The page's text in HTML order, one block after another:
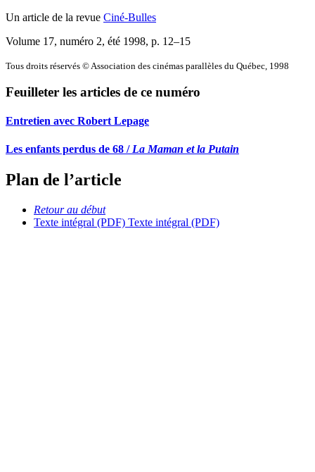
Un article de la revue Ciné-Bulles
Volume 17, numéro 2, été 1998, p. 12–15
Tous droits réservés © Association des cinémas parallèles du Québec, 1998
Feuilleter les articles de ce numéro
Entretien avec Robert Lepage
Les enfants perdus de 68 / La Maman et la Putain
Plan de l’article
Retour au début
Texte intégral (PDF) Texte intégral (PDF)